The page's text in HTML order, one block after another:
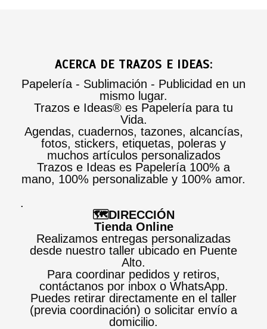
ACERCA DE TRAZOS E IDEAS:
Papelería - Sublimación - Publicidad en un
mismo lugar.
Trazos e Ideas® es Papelería para tu
Vida.
Agendas, cuadernos, tazones, alcancías,
fotos, stickers, etiquetas, poleras y
muchos artículos personalizados
Trazos e Ideas es Papelería 100% a
mano, 100% personalizable y 100% amor.
.
🗺️DIRECCIÓN
Tienda Online
Realizamos entregas personalizadas
desde nuestro taller ubicado en Puente
Alto.
Para coordinar pedidos y retiros,
contáctanos por inbox o WhatsApp.
Puedes retirar directamente en el taller
(previa coordinación) o solicitar envío a
domicilio.